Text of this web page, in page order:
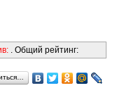
. Общий рейтинг: